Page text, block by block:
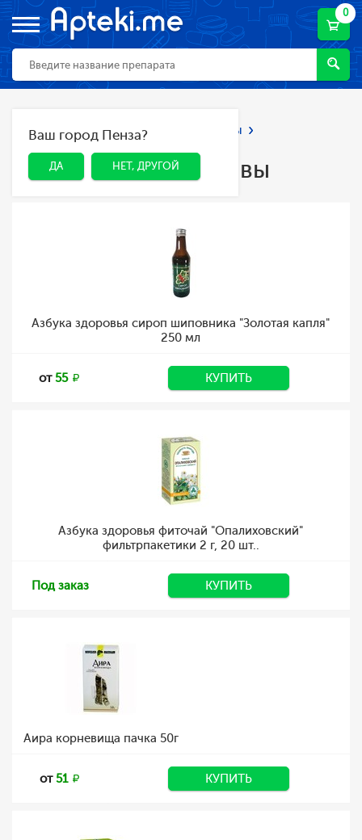
0
ДА НЕТ, ДРУГОЙ
Ваш город Пенза?
ДА НЕТ, ДРУГОЙ
Главная Каталог
Лекарства и БАДы
Лекарственные травы
Лекарственные травы
Азбука здоровья сироп шиповника "Золотая капля"
250 мл
от55 КУПИТЬ
Азбука здоровья фиточай "Опалиховский"
фильтрпакетики 2 г, 20 шт..
Под заказ КУПИТЬ
Аира корневища пачка 50г
от51 КУПИТЬ